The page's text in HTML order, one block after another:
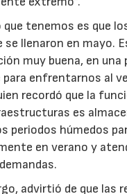
que tenemos es que
se llenaron en mayo.
muy buena, en una
enfrentarnos al
recordó que la
es
periodos húmedos
en verano y
advirtió de que las